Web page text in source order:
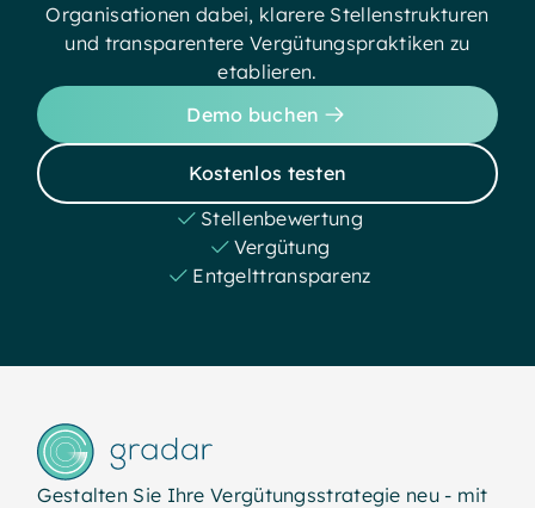
Organisationen dabei, klarere Stellenstrukturen
und transparentere Vergütungspraktiken zu
etablieren.
Demo buchen
Kostenlos testen
Stellenbewertung
Vergütung
Entgelttransparenz
Gestalten Sie Ihre Vergütungsstrategie neu - mit